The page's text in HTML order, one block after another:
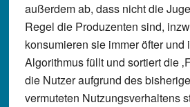
außerdem ab, dass nicht die
Regel die Produzenten sind,
konsumieren sie immer öfter und
Algorithmus füllt und sortiert die
die Nutzer aufgrund des
vermuteten Nutzungsverhaltens